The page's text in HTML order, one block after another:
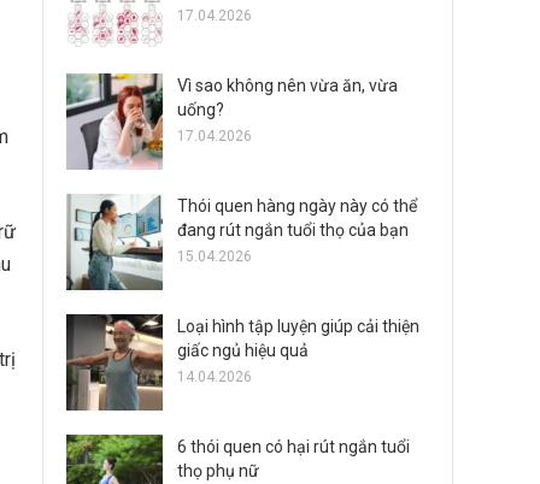
17.04.2026
Vì sao không nên vừa ăn, vừa
uống?
17.04.2026
Thói quen hàng ngày này có thể
đang rút ngắn tuổi thọ của bạn
15.04.2026
Loại hình tập luyện giúp cải thiện
giấc ngủ hiệu quả
14.04.2026
6 thói quen có hại rút ngắn tuổi
thọ phụ nữ